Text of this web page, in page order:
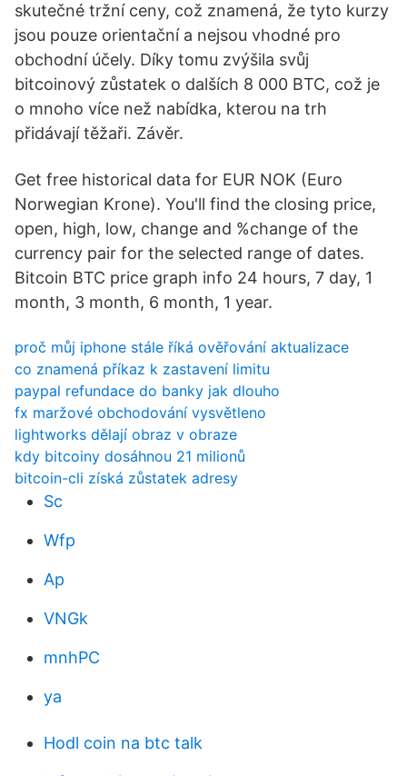
skutečné tržní ceny, což znamená, že tyto kurzy
jsou pouze orientační a nejsou vhodné pro
obchodní účely. Díky tomu zvýšila svůj
bitcoinový zůstatek o dalších 8 000 BTC, což je
o mnoho více než nabídka, kterou na trh
přidávají těžaři. Závěr.
Get free historical data for EUR NOK (Euro
Norwegian Krone). You'll find the closing price,
open, high, low, change and %change of the
currency pair for the selected range of dates.
Bitcoin BTC price graph info 24 hours, 7 day, 1
month, 3 month, 6 month, 1 year.
proč můj iphone stále říká ověřování aktualizace
co znamená příkaz k zastavení limitu
paypal refundace do banky jak dlouho
fx maržové obchodování vysvětleno
lightworks dělají obraz v obraze
kdy bitcoiny dosáhnou 21 milionů
bitcoin-cli získá zůstatek adresy
Sc
Wfp
Ap
VNGk
mnhPC
ya
Hodl coin na btc talk